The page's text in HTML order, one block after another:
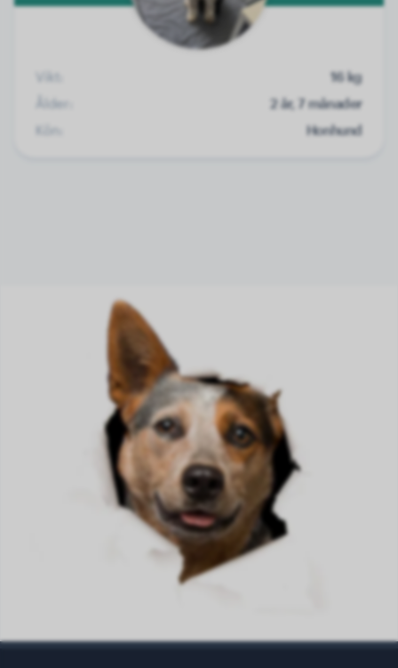
Vikt:
16 kg
Ålder:
2 år, 7 månader
Kön:
Honhund